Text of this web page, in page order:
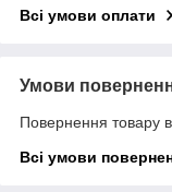
Всі умови оплати
Умови
Повернення товару
Всі умови